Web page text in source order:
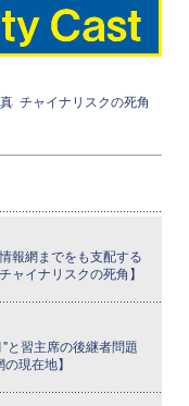
チャイナリスクの死角
報網までをも支配する
ャイナリスクの死角】
と習主席の後継者問題
現在地】